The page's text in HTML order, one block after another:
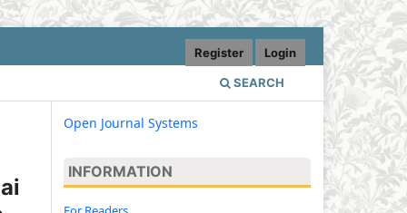
SEARCH
Register Login
Open Journal Systems
INFORMATION